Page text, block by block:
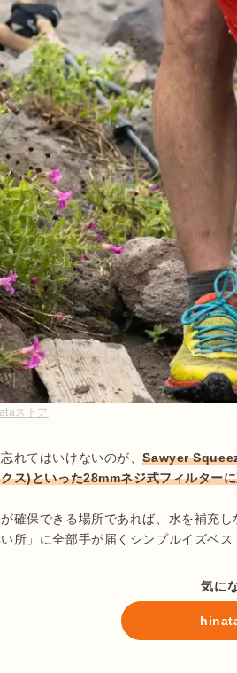
ストア
れてはいけないのが、Sawyer
ス)といった28mmネジ式フィルター
確保できる場所であれば、水を補充
所」に全部手が届くシンプルイズベス
気に